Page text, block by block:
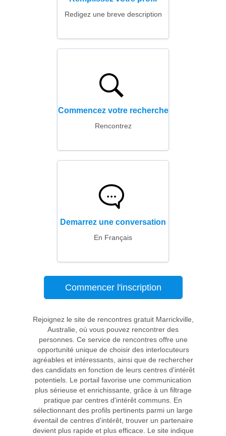
Redigez une breve description
Commencez votre recherche
Rencontrez
Demarrez une conversation
En Français
Commencer l'inscription
Rejoignez le site de rencontres gratuit Marrickville,
Australie, où vous pouvez rencontrer des
personnes. Ce service de rencontres offre une
opportunité unique de choisir des interlocuteurs
agréables et intéressants, ainsi que de rechercher
des candidats en fonction de leurs centres d'intérêt
potentiels. Le portail favorise une communication
plus sérieuse et enrichissante, grâce à un filtrage
pratique par centres d'intérêt communs. En
sélectionnant des profils pertinents parmi un large
éventail de centres d'intérêt, trouver un partenaire
devient plus rapide et plus efficace. Le site indique